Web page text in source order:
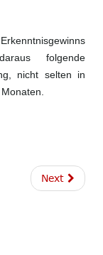
folgende
nicht selten in
Next